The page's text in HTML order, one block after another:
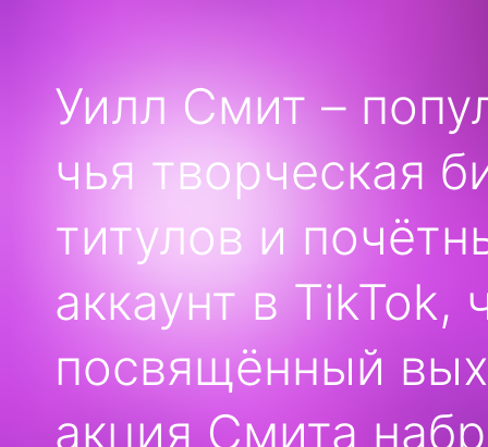
Уилл Смит –
чья творческая
титулов и
аккаунт в
посвящённый
акция Смита